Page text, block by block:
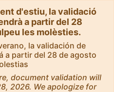
d'estiu, la validació
a partir del 28
les molèsties.
la validación de
a partir del 28 de agosto
document validation will
2026. We apologize for